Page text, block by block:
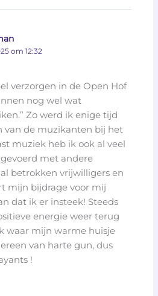
om 12:32
verzorgen in de Open Hof
nog wel wat
Zo werd ik enige tijd
van de muzikanten bij het
muziek heb ik ook al veel
met andere
betrokken vrijwilligers en
mijn bijdrage voor mij
dat ik er insteek! Steeds
energie weer terug
waar mijn warme huisje
van harte gun, dus
!